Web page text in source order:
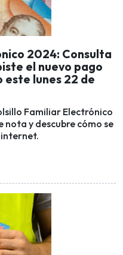
2024: Consulta
el nuevo pago
lunes 22 de
Familiar Electrónico
nota y descubre cómo se